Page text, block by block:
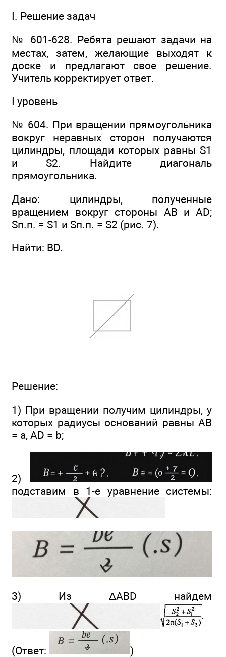
I. Решение задач
№ 601-628. Ребята решают задачи на
местах, затем, желающие выходят к
доске и предлагают свое решение.
Учитель корректирует ответ.
I уровень
№ 604. При вращении прямоугольника
вокруг неравных сторон получаются
цилиндры, площади которых равны S1
и S2. Найдите диагональ
прямоугольника.
Дано: цилиндры, полученные
вращением вокруг стороны АВ и AD;
Sп.п. = S1 и Sп.п. = S2 (рис. 7).
Найти: BD.
Решение:
1) При вращении получим цилиндры, у
которых радиусы оснований равны АВ
= а, AD = b;
2)
подставим в 1-е уравнение системы:
3) Из ΔABD найдем
(Ответ: )